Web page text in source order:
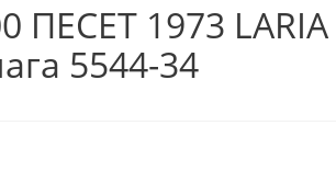
1973 LARIA
5544-34